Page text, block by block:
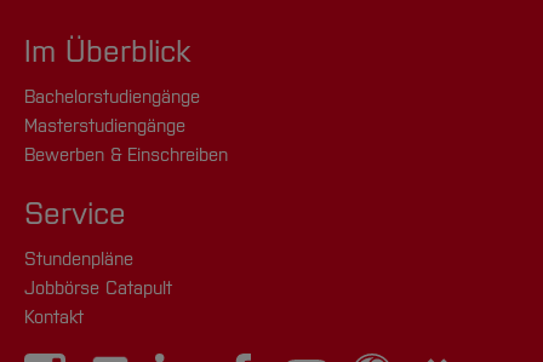
Im Überblick
Bachelorstudiengänge
Masterstudiengänge
Bewerben & Einschreiben
Service
Stundenpläne
Jobbörse Catapult
Kontakt